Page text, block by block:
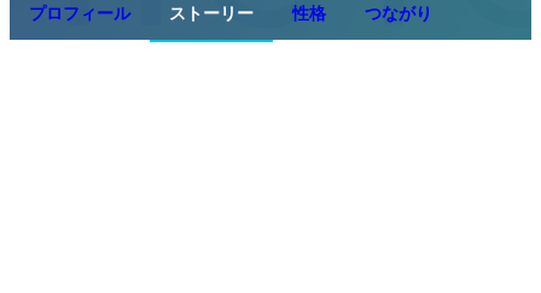
プロフィール ストーリー 性格 つながり